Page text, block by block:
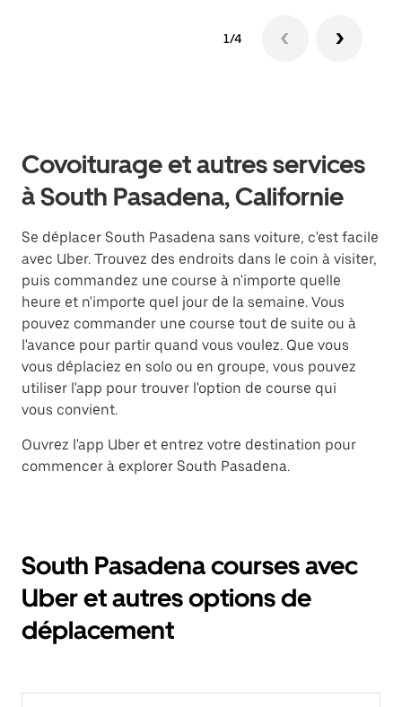
1/4
Covoiturage et autres services
à South Pasadena, Californie
Se déplacer South Pasadena sans voiture, c'est facile
avec Uber. Trouvez des endroits dans le coin à visiter,
puis commandez une course à n'importe quelle
heure et n'importe quel jour de la semaine. Vous
pouvez commander une course tout de suite ou à
l'avance pour partir quand vous voulez. Que vous
vous déplaciez en solo ou en groupe, vous pouvez
utiliser l'app pour trouver l'option de course qui
vous convient.
Ouvrez l'app Uber et entrez votre destination pour
commencer à explorer South Pasadena.
South Pasadena courses avec
Uber et autres options de
déplacement